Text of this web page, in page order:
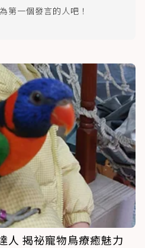
第一個發言的人吧！
人 揭祕寵物鳥療癒魅力